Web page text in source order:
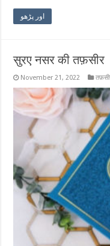
اور پڑھو
सुरए नसर की तफ़सीर
November 21, 2022